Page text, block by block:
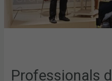
Professionals
MEDICAMENTS
MHDA